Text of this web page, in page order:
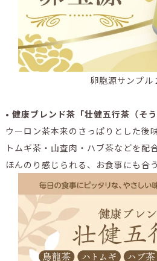
卵胞源サンプル
• 健康ブレンド茶「壮健五行茶（そ
ウーロン茶本来のさっぱりとした後
トムギ茶・山査肉・ハブ茶などを配
ほんのり感じられる、お食事にも合